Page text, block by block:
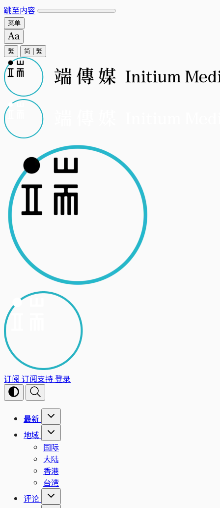
跳至内容
菜单
繁 简 繁
订阅 订阅支持登录
最新
地域
国际
大陆
香港
台湾
评论